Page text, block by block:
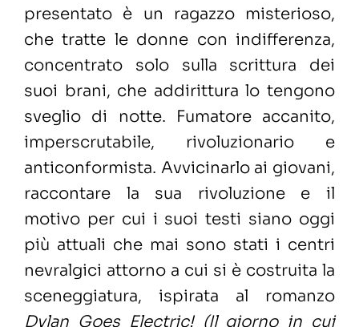
presentato è un ragazzo misterioso,
che tratte le donne con indifferenza,
concentrato solo sulla scrittura dei
suoi brani, che addirittura lo tengono
sveglio di notte. Fumatore accanito,
imperscrutabile, rivoluzionario e
anticonformista. Avvicinarlo ai giovani,
raccontare la sua rivoluzione e il
motivo per cui i suoi testi siano oggi
più attuali che mai sono stati i centri
nevralgici attorno a cui si è costruita la
sceneggiatura, ispirata al romanzo
Dylan Goes Electric! (Il giorno in cui